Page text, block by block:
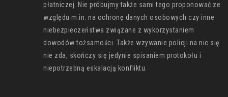
płatniczej. Nie próbujmy także sami tego proponować ze
względu m.in. na ochronę danych osobowych czy inne
niebezpieczeństwa związane z wykorzystaniem
dowodów tożsamości. Także wzywanie policji na nic się
nie zda, skończy się jedynie spisaniem protokołu i
niepotrzebną eskalacją konfliktu.